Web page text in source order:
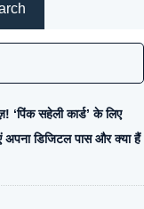
‘पिंक सहेली कार्ड’ के लिए
डिजिटल पास और क्या हैं